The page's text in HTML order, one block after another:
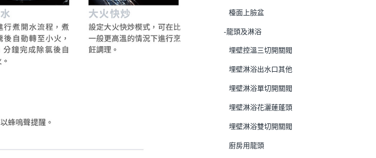
檯面上臉盆
-龍頭及淋浴
埋壁控溫三切開關閥
埋壁淋浴出水口其他
埋壁淋浴單切開關閥
埋壁淋浴花灑蓮蓬頭
埋壁淋浴雙切開關閥
廚房用龍頭